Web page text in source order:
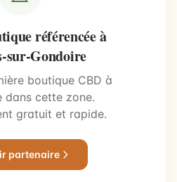
référencée à
sur-Gondoire
boutique CBD à
dans cette zone.
gratuit et rapide.
partenaire